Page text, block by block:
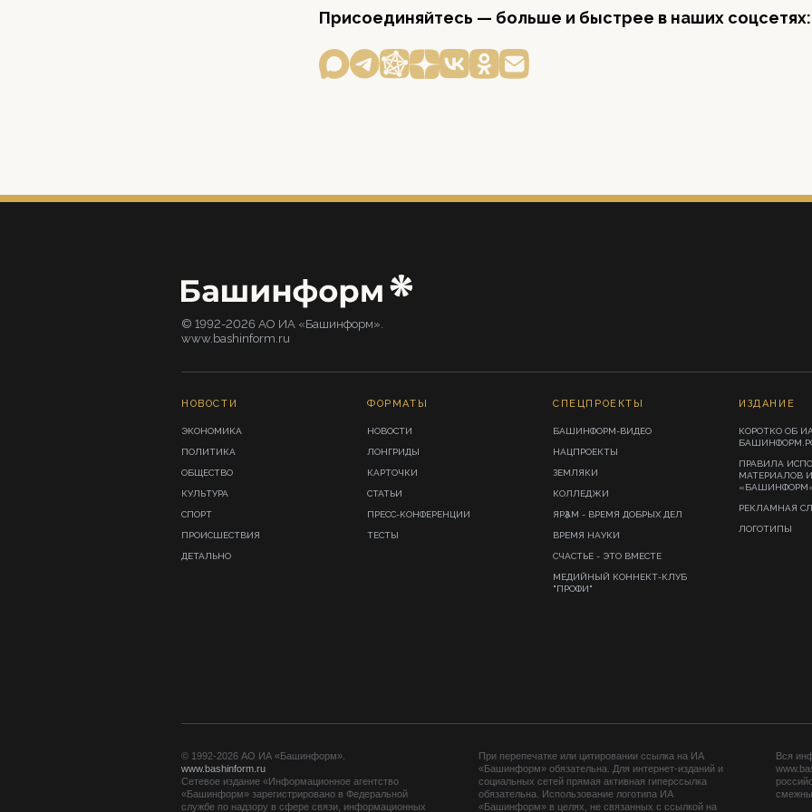
Присоединяйтесь — больше и быстрее в наших соцсетях:
© 1992-2026 АО ИА «Башинформ».
www.bashinform.ru
НОВОСТИ
ЭКОНОМИКА
ПОЛИТИКА
ОБЩЕСТВО
КУЛЬТУРА
СПОРТ
ПРОИСШЕСТВИЯ
ДЕТАЛЬНО
ФОРМАТЫ
НОВОСТИ
ЛОНГРИДЫ
КАРТОЧКИ
СТАТЬИ
ПРЕСС-КОНФЕРЕНЦИИ
ТЕСТЫ
СПЕЦПРОЕКТЫ
БАШИНФОРМ-ВИДЕО
НАЦПРОЕКТЫ
ЗЕМЛЯКИ
КОЛЛЕДЖИ
ЯРҘАМ - ВРЕМЯ ДОБРЫХ ДЕЛ
ВРЕМЯ НАУКИ
СЧАСТЬЕ - ЭТО ВМЕСТЕ
МЕДИЙНЫЙ КОННЕКТ-КЛУБ
"ПРОФИ"
ИЗДАНИЕ
КОРОТКО ОБ ИА
ПРАВИЛА
МАТЕРИАЛОВ
РЕКЛАМНАЯ
ЛОГОТИПЫ
© 1992-2026 АО ИА «Башинформ».
www.bashinform.ru
Сетевое издание «Информационное агентство
«Башинформ» зарегистрировано в Федеральной
службе по надзору в сфере связи, информационных
При перепечатке или цитировании ссылка на ИА
«Башинформ» обязательна. Для интернет-изданий и
социальных сетей прямая активная гиперссылка
обязательна. Использование логотипа ИА
«Башинформ» в целях, не связанных с ссылкой на
Вся